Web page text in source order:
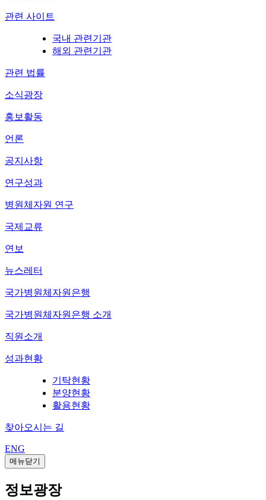
관련 사이트
국내 관련기관
해외 관련기관
관련 법률
소식광장
홍보활동
언론
공지사항
연구성과
병원체자원 연구
국제교류
연보
뉴스레터
국가병원체자원은행
국가병원체자원은행 소개
직원소개
성과현황
기탁현황
분양현황
활용현황
찾아오시는 길
ENG
메뉴닫기
정보광장